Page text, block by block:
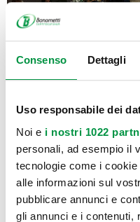
Consenso Dettagli
Uso responsabile dei
Noi e i nostri 1022
personali, ad esempio il
tecnologie come i
alle informazioni sul
pubblicare annunci e
gli annunci e i contenuti,